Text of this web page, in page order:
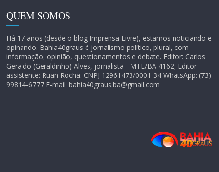
QUEM SOMOS
Há 17 anos (desde o blog Imprensa Livre), estamos noticiando e
opinando. Bahia40graus é jornalismo político, plural, com
informação, opinião, questionamentos e debate. Editor: Carlos
Geraldo (Geraldinho) Alves, jornalista - MTE/BA 4162, Editor
assistente: Ruan Rocha. CNPJ 12961473/0001-34 WhatsApp: (73)
99814-6777 E-mail: bahia40graus.ba@gmail.com